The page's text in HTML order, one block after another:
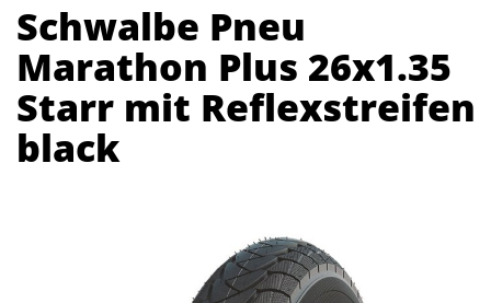
Schwalbe Pneu
Marathon Plus 26x1.35
Starr mit Reflexstreifen
black